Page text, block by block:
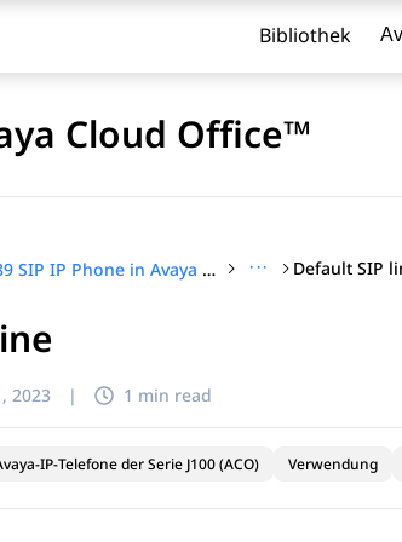
Bibliothek
Cloud Office™
Using Avaya J189 SIP IP Phone in Avaya Cloud Office™ ··· Default SIP
2023 | 1 min read
IP-Telefone der Serie J100 (ACO) Verwendung